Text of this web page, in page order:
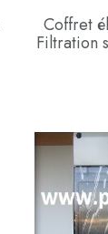
Coffret
Filtration